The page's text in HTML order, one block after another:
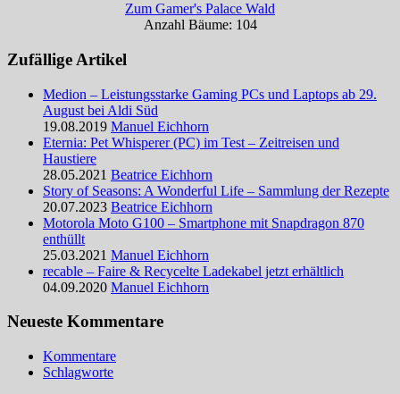
Zum Gamer's Palace Wald
Anzahl Bäume: 104
Zufällige Artikel
Medion – Leistungsstarke Gaming PCs und Laptops ab 29.
August bei Aldi Süd
19.08.2019 Manuel Eichhorn
Eternia: Pet Whisperer (PC) im Test – Zeitreisen und
Haustiere
28.05.2021 Beatrice Eichhorn
Story of Seasons: A Wonderful Life – Sammlung der Rezepte
20.07.2023 Beatrice Eichhorn
Motorola Moto G100 – Smartphone mit Snapdragon 870
enthüllt
25.03.2021 Manuel Eichhorn
recable – Faire & Recycelte Ladekabel jetzt erhältlich
04.09.2020 Manuel Eichhorn
Neueste Kommentare
Kommentare
Schlagworte